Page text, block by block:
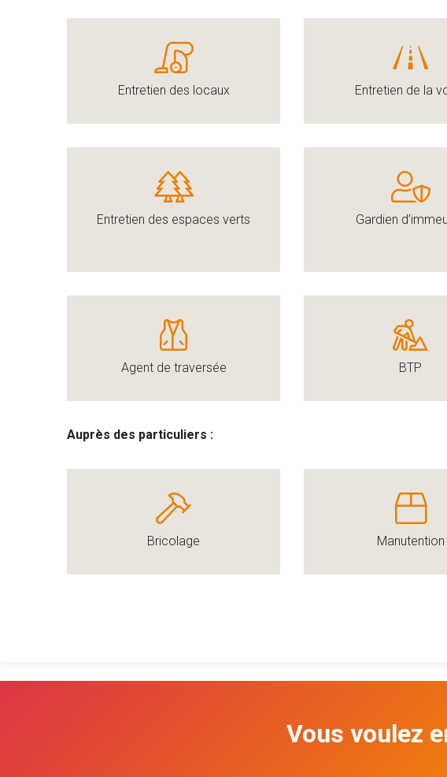
Entretien des locaux Entretien de la
Entretien des espaces verts Gardien
Agent de traversée BTP
Auprès des particuliers :
Bricolage Manutention
Vous voulez